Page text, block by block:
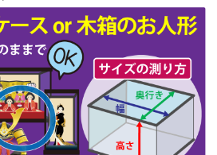
令和4年10月19日(水)
令和4年9月8日(木)
令和4年8月1日(月)
令和4年7月1日(金)
令和4年5月17日(火)